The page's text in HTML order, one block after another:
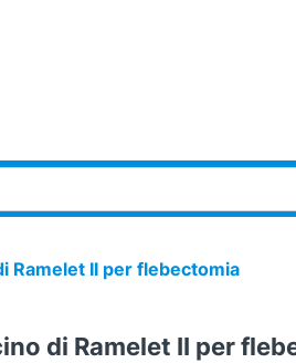
Ramelet II per flebectomia
di Ramelet II per